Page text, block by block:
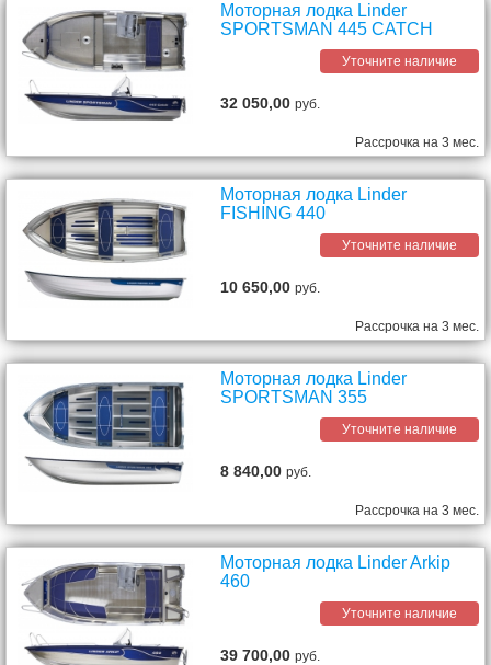
Моторная лодка Linder
SPORTSMAN 445 CATCH
Уточните наличие
32 050,00руб.
Рассрочка на 3 мес.
Моторная лодка Linder
FISHING 440
Уточните наличие
10 650,00руб.
Рассрочка на 3 мес.
Моторная лодка Linder
SPORTSMAN 355
Уточните наличие
8 840,00руб.
Рассрочка на 3 мес.
Моторная лодка Linder Arkip
460
Уточните наличие
39 700,00руб.